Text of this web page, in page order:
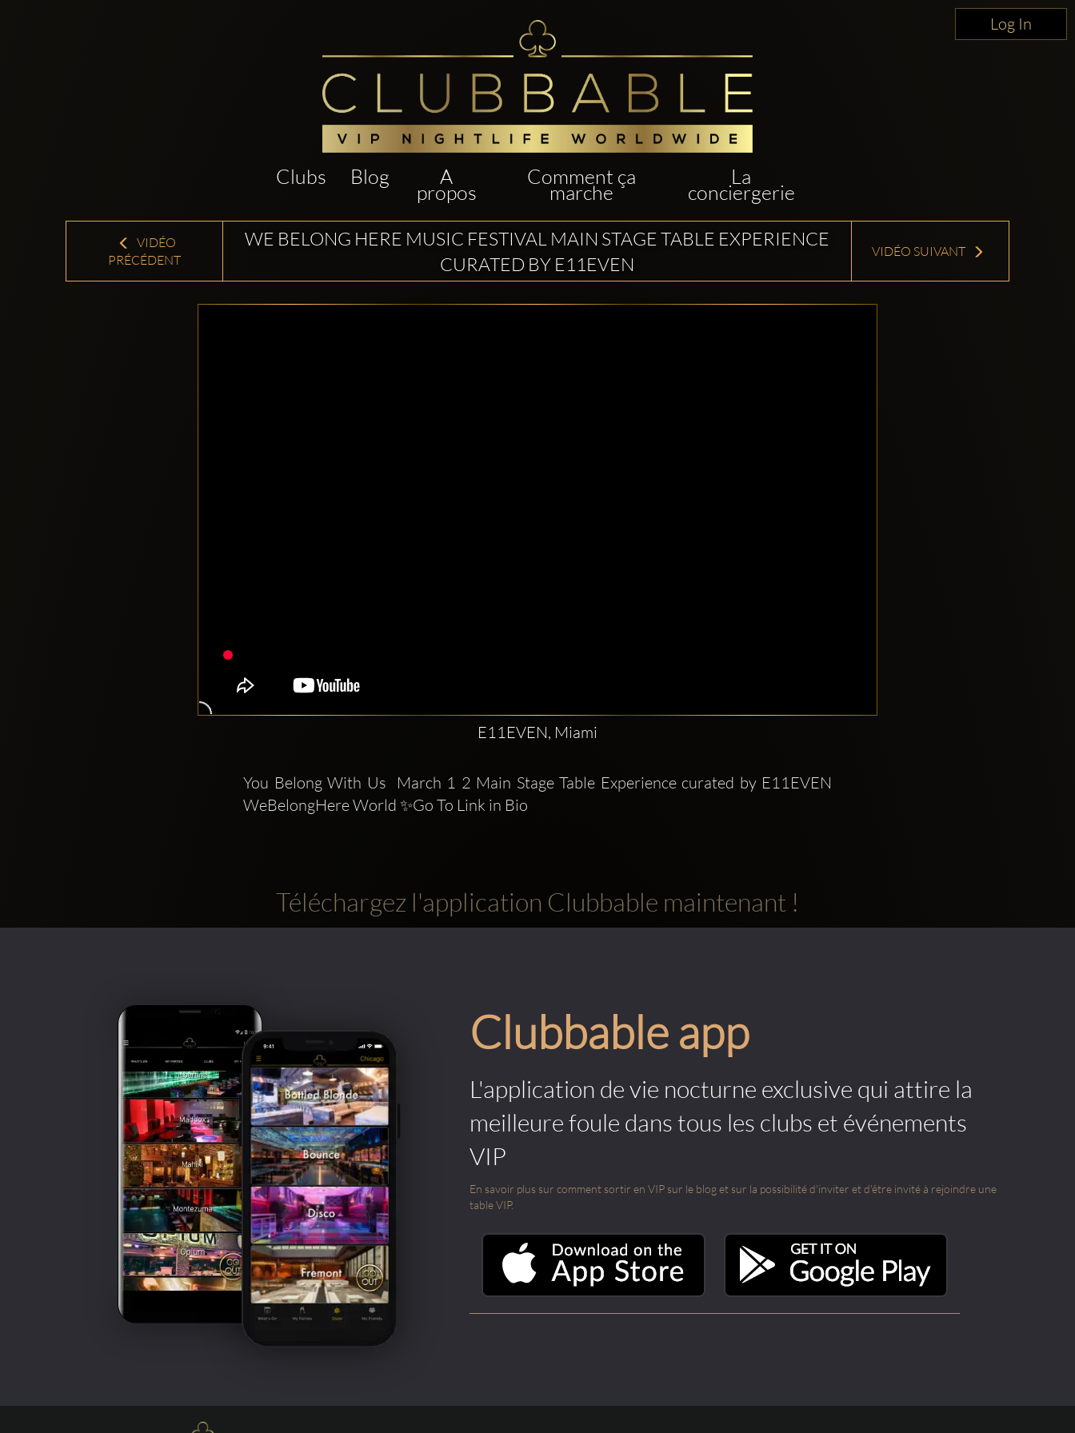
Log In
Clubs Blog A
propos
Comment ça
marche
La
conciergerie
VIDÉO
PRÉCÉDENT
WE BELONG HERE MUSIC FESTIVAL MAIN STAGE TABLE EXPERIENCE
CURATED BY E11EVEN
VIDÉO SUIVANT
E11EVEN, Miami
You Belong With Us  March 1 2 Main Stage Table Experience curated by E11EVEN
WeBelongHere World ✨Go To Link in Bio
Téléchargez l'application Clubbable maintenant !
Clubbable app
L'application de vie nocturne exclusive qui attire la
meilleure foule dans tous les clubs et événements
VIP
En savoir plus sur comment sortir en VIP sur le blog et sur la possibilité d'inviter et d'être invité à rejoindre une
table VIP.